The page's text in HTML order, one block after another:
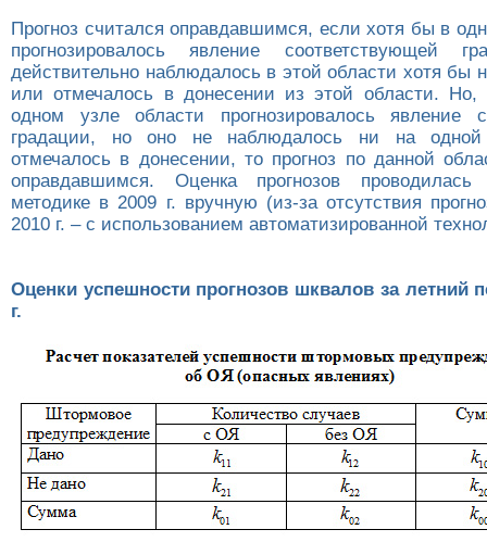
Прогноз считался оправдавшимся, если хотя бы в
прогнозировалось явление соответствующей
действительно наблюдалось в этой области хотя бы
или отмечалось в донесении из этой области.
одном узле области прогнозировалось явление
градации, но оно не наблюдалось ни на
отмечалось в донесении, то прогноз по данной
оправдавшимся. Оценка прогнозов
методике в 2009 г. вручную (из-за отсутствия
2010 г. – с использованием автоматизированной
Оценки успешности прогнозов шквалов за летний
г.